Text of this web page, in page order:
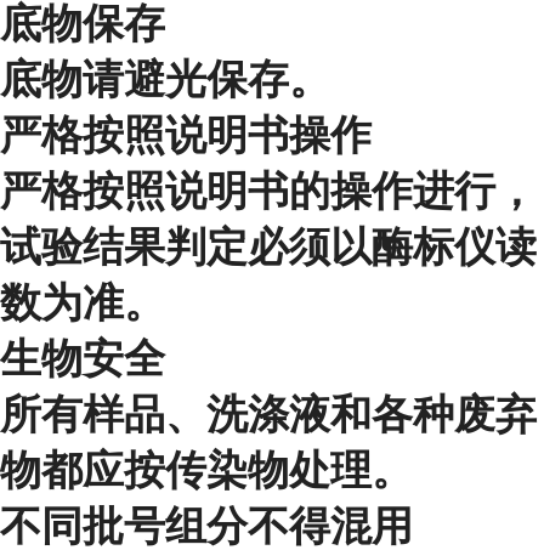
底物保存
底物请避光保存。
严格按照说明书操作
严格按照说明书的操作进行，
试验结果判定必须以酶标仪读
数为准。
生物安全
所有样品、洗涤液和各种废弃
物都应按传染物处理。
不同批号组分不得混用